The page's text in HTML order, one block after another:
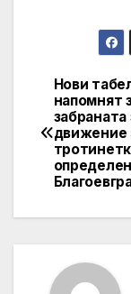
Post
Нови
напомнят
забраната
движение